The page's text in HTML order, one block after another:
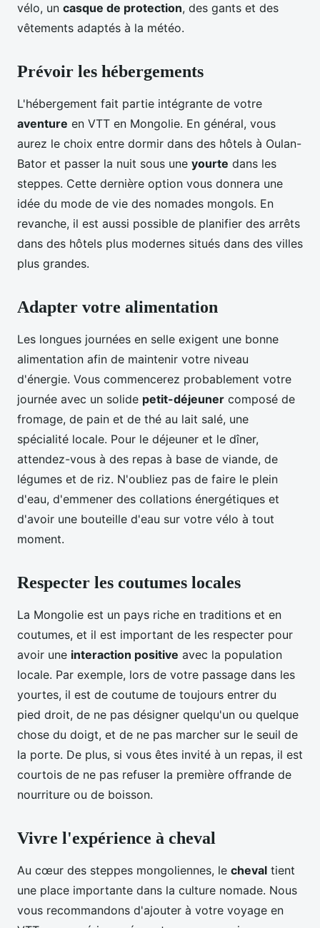
vélo, un casque de protection, des gants et des
vêtements adaptés à la météo.
Prévoir les hébergements
L'hébergement fait partie intégrante de votre
aventure en VTT en Mongolie. En général, vous
aurez le choix entre dormir dans des hôtels à Oulan-
Bator et passer la nuit sous une yourte dans les
steppes. Cette dernière option vous donnera une
idée du mode de vie des nomades mongols. En
revanche, il est aussi possible de planifier des arrêts
dans des hôtels plus modernes situés dans des villes
plus grandes.
Adapter votre alimentation
Les longues journées en selle exigent une bonne
alimentation afin de maintenir votre niveau
d'énergie. Vous commencerez probablement votre
journée avec un solide petit-déjeuner composé de
fromage, de pain et de thé au lait salé, une
spécialité locale. Pour le déjeuner et le dîner,
attendez-vous à des repas à base de viande, de
légumes et de riz. N'oubliez pas de faire le plein
d'eau, d'emmener des collations énergétiques et
d'avoir une bouteille d'eau sur votre vélo à tout
moment.
Respecter les coutumes locales
La Mongolie est un pays riche en traditions et en
coutumes, et il est important de les respecter pour
avoir une interaction positive avec la population
locale. Par exemple, lors de votre passage dans les
yourtes, il est de coutume de toujours entrer du
pied droit, de ne pas désigner quelqu'un ou quelque
chose du doigt, et de ne pas marcher sur le seuil de
la porte. De plus, si vous êtes invité à un repas, il est
courtois de ne pas refuser la première offrande de
nourriture ou de boisson.
Vivre l'expérience à cheval
Au cœur des steppes mongoliennes, le cheval tient
une place importante dans la culture nomade. Nous
vous recommandons d'ajouter à votre voyage en